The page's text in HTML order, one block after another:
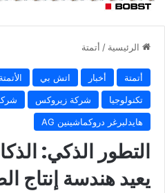
الرئيسية / أتمتة
أتمتة أخبار اتش بي الأتمتة
تكنولوجيا
شركة زيروكس
هايدلبرغر دروكماشينين AG
التطور الذكي:
يعيد هندسة إنتاج